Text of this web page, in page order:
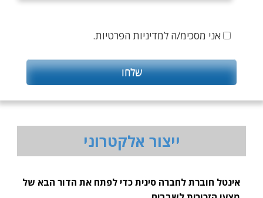
אני מסכימ/ה למדיניות הפרטיות.
ייצור אלקטרוני
אינטל חוברת לחברה סינית כדי לפתח את הדור הבא של